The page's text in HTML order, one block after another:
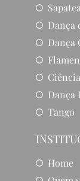
Dança
Dança
Dança
Tango
Home